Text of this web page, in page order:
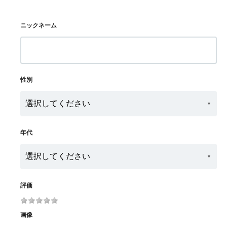
ニックネーム
性別
年代
評価
画像